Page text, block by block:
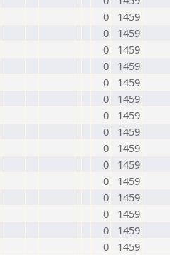
0
1459
0
1459
0
1459
0
1459
0
1459
0
1459
0
1459
0
1459
0
1459
0
1459
0
1459
0
1459
0
1459
0
1459
0
1459